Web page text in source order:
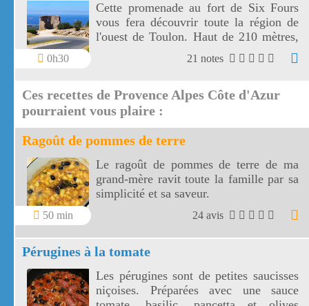
0h30
Cette promenade au fort de Six Fours
vous fera découvrir toute la région de
l'ouest de Toulon. Haut de 210 mètres,
le fort de Six Fours vous offre un vaste
panorama vers une côte découpée, des
de Marseille.
21 notes
Ces recettes de Provence Alpes Côte d'Azur
pourraient vous plaire :
Ragoût de pommes de terre
50 min
Le ragoût de pommes de terre de ma
grand-mère ravit toute la famille par sa
simplicité et sa saveur.
24 avis
Pérugines à la tomate
Les pérugines sont de petites saucisses
niçoises. Préparées avec une sauce